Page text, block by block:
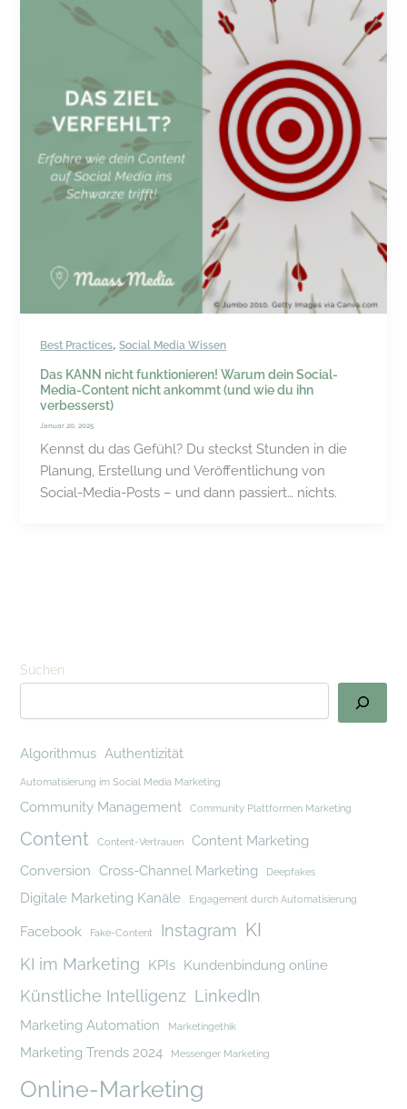
Best Practices,Social Media Wissen
Das KANN nicht funktionieren! Warum dein Social-
Media-Content nicht ankommt (und wie du ihn
verbesserst)
Januar 20, 2025
Kennst du das Gefühl? Du steckst Stunden in die
Planung, Erstellung und Veröffentlichung von
Social-Media-Posts – und dann passiert… nichts.
Suchen
Algorithmus Authentizität
Automatisierung im Social Media Marketing
Community Management Community Plattformen Marketing
Content Content-Vertrauen
Content Marketing
Conversion Cross-Channel Marketing Deepfakes
Digitale Marketing Kanäle Engagement durch Automatisierung
Facebook Fake-Content Instagram KI
KI im Marketing KPIs Kundenbindung online
Künstliche Intelligenz LinkedIn
Marketing Automation Marketingethik
Marketing Trends 2024 Messenger Marketing
Online-Marketing